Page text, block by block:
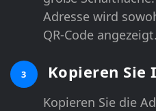
Adresse wird
QR-Code angezeigt.
3 Kopieren Sie
Kopieren Sie die